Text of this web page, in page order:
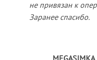
не привязан к
Заранее спасибо.